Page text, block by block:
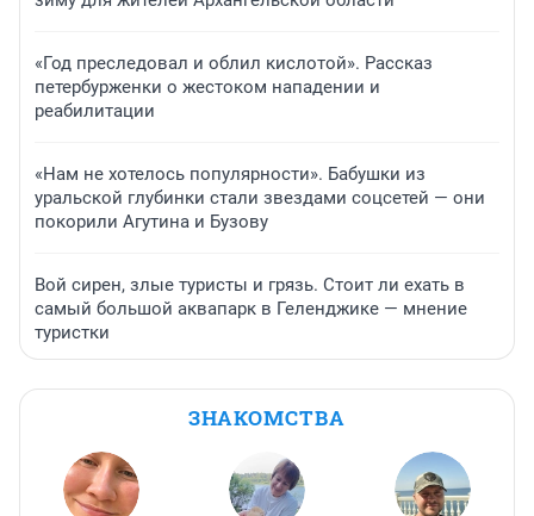
«Год преследовал и облил кислотой». Рассказ
петербурженки о жестоком нападении и
реабилитации
«Нам не хотелось популярности». Бабушки из
уральской глубинки стали звездами соцсетей — они
покорили Агутина и Бузову
Вой сирен, злые туристы и грязь. Стоит ли ехать в
самый большой аквапарк в Геленджике — мнение
туристки
ЗНАКОМСТВА